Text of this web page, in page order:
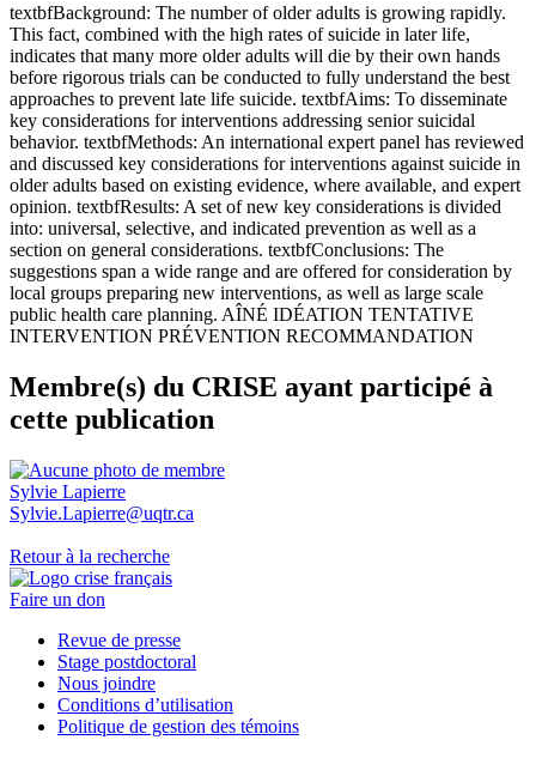
textbfBackground: The number of older adults is growing rapidly.
This fact, combined with the high rates of suicide in later life,
indicates that many more older adults will die by their own hands
before rigorous trials can be conducted to fully understand the best
approaches to prevent late life suicide. textbfAims: To disseminate
key considerations for interventions addressing senior suicidal
behavior. textbfMethods: An international expert panel has reviewed
and discussed key considerations for interventions against suicide in
older adults based on existing evidence, where available, and expert
opinion. textbfResults: A set of new key considerations is divided
into: universal, selective, and indicated prevention as well as a
section on general considerations. textbfConclusions: The
suggestions span a wide range and are offered for consideration by
local groups preparing new interventions, as well as large scale
public health care planning. AÎNÉ IDÉATION TENTATIVE
INTERVENTION PRÉVENTION RECOMMANDATION
Membre(s) du CRISE ayant participé à
cette publication
Sylvie Lapierre
Sylvie.Lapierre@uqtr.ca
Retour à la recherche
Faire un don
Revue de presse
Stage postdoctoral
Nous joindre
Conditions d’utilisation
Politique de gestion des témoins